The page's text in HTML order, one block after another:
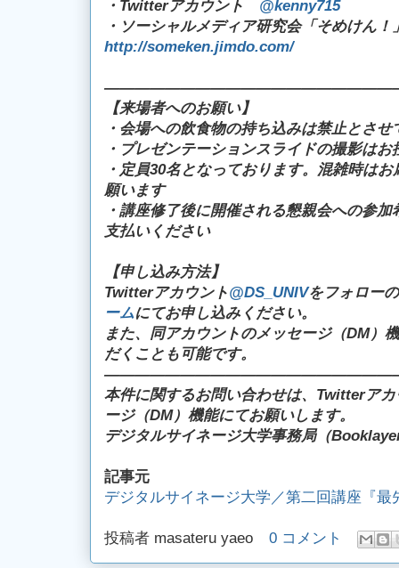
・Twitterアカウント @kenny715
・ソーシャルメディア研究会「そめけん！
http://someken.jimdo.com/
【来場者へのお願い】
・会場への飲食物の持ち込みは禁止とさせ
・プレゼンテーションスライドの撮影はお
・定員30名となっております。混雑時は
願います
・講座修了後に開催される懇親会への参
支払いください
【申し込み方法】
Twitterアカウント@DS_UNIVをフォロー
ームにてお申し込みください。
また、同アカウントのメッセージ（DM）
だくことも可能です。
本件に関するお問い合わせは、Twitterア
ージ（DM）機能にてお願いします。
デジタルサイネージ大学事務局（
記事元
デジタルサイネージ大学／第二回講座『最
投稿者 masateru yaeo 0 コメント